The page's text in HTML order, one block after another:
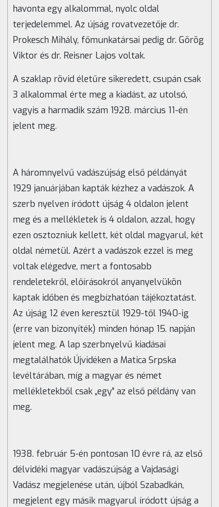
havonta egy alkalommal, nyolc oldal
terjedelemmel. Az újság rovatvezetője dr.
Prokesch Mihály, főmunkatársai pedig dr. Görög
Viktor és dr. Reisner Lajos voltak.
A szaklap rövid életűre sikeredett, csupán csak
3 alkalommal érte meg a kiadást, az utolsó,
vagyis a harmadik szám 1928. március 11-én
jelent meg.
A háromnyelvű vadászújság első példányát
1929 januárjában kapták kézhez a vadászok. A
szerb nyelven íródott újság 4 oldalon jelent
meg és a mellékletek is 4 oldalon, azzal, hogy
ezen osztozniuk kellett, két oldal magyarul, két
oldal németül. Azért a vadászok ezzel is meg
voltak elégedve, mert a fontosabb
rendeletekről, előírásokról anyanyelvükön
kaptak időben és megbízhatóan tájékoztatást.
Az újság 12 éven keresztül 1929-től 1940-ig
(erre van bizonyíték) minden hónap 15. napján
jelent meg. A lap szerbnyelvű kiadásai
megtalálhatók Újvidéken a Matica Srpska
levéltárában, míg a magyar és német
mellékletekből csak „egy” az első példány van
meg.
1938. február 5-én pontosan 10 évre rá, az első
délvidéki magyar vadászújság a Vajdasági
Vadász megjelenése után, újból Szabadkán,
megjelent egy másik magyarul íródott újság a